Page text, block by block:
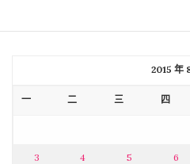
2015 年
一 二 三 四
3 4 5 6